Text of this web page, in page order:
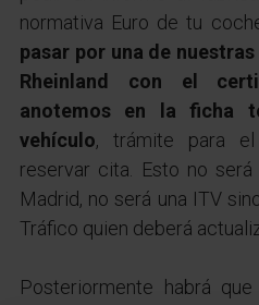
normativa Euro de tu
pasar por una de
Rheinland con el
anotemos en la ficha
vehículo, trámite para
reservar cita. Esto no
Madrid, no será una ITV
Tráfico quien deberá
Posteriormente habrá